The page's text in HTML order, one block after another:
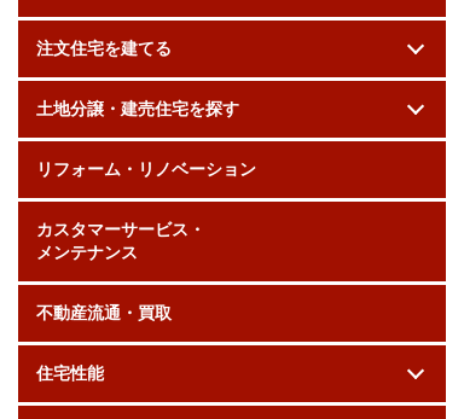
注文住宅を建てる
土地分譲・建売住宅を探す
リフォーム・リノベーション
カスタマーサービス・
メンテナンス
不動産流通・買取
住宅性能